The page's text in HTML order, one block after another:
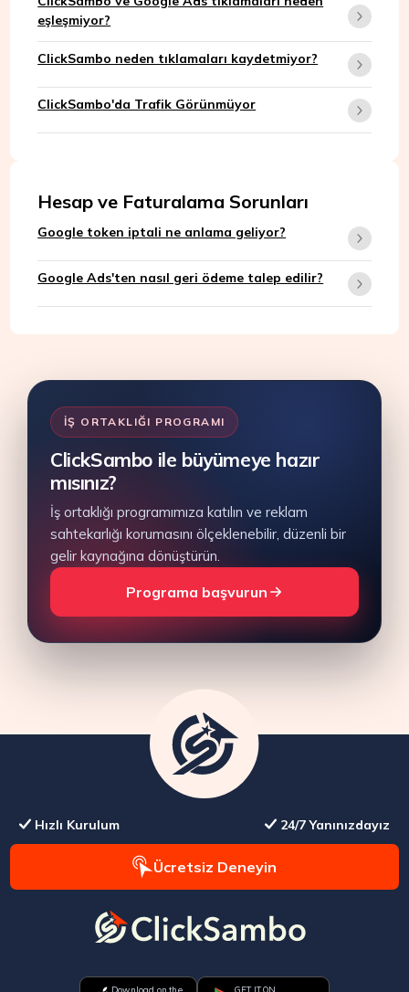
eşleşmiyor?
ClickSambo neden tıklamaları kaydetmiyor?
ClickSambo'da Trafik Görünmüyor
Hesap ve Faturalama Sorunları
Google token iptali ne anlama geliyor?
Google Ads'ten nasıl geri ödeme talep edilir?
İŞ ORTAKLIĞI PROGRAMI
ClickSambo ile büyümeye hazır
mısınız?
İş ortaklığı programımıza katılın ve reklam
sahtekarlığı korumasını ölçeklenebilir, düzenli bir
gelir kaynağına dönüştürün.
Programa başvurun
Hızlı Kurulum 24/7 Yanınızdayız
Ücretsiz Deneyin
Download on the GET IT ON